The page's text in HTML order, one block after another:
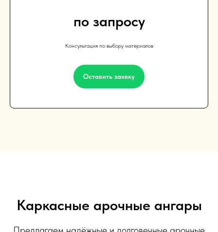
по запросу
Консультация по выбору материалов
Оставить заявку
Каркасные арочные ангары